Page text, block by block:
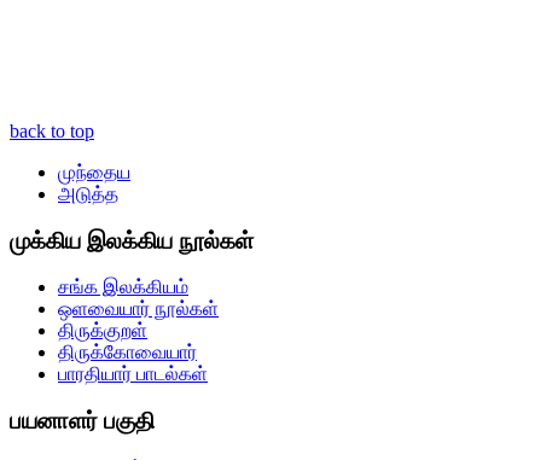
back to top
முந்தைய
அடுத்த
முக்கிய இலக்கிய நூல்கள்
சங்க இலக்கியம்
ஒளவையார் நூல்கள்
திருக்குறள்
திருக்கோவையார்
பாரதியார் பாடல்கள்
பயனாளர் பகுதி